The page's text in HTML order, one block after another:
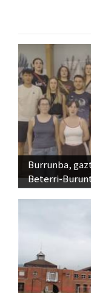
Burrunba,
Beterri-